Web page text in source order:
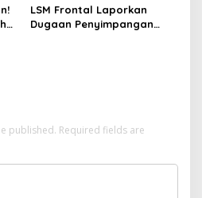
LSM Frontal Laporkan
Dugaan Penyimpangan
published. Required fields are